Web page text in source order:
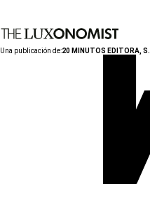
Una publicación de:20 MINUTOS EDITORA,